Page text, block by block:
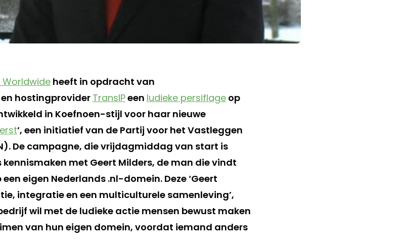
Worldwideheeft in opdracht van
hostingprovider TransIPeen ludieke persiflageop
in Koefnoen-stijl voor haar nieuwe
’, een initiatief van de Partij voor het Vastleggen
De campagne, die vrijdagmiddag van start is
met Geert Milders, de man die vindt
eigen Nederlands .nl-domein. Deze ‘Geert
integratie en een multiculturele samenleving’,
wil met de ludieke actie mensen bewust maken
van hun eigen domein, voordat iemand anders